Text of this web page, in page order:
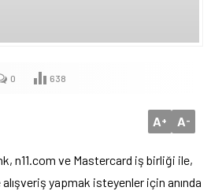
0 638
A+ A-
n11.com ve Mastercard iş birliği ile,
yapmak isteyenler için anında